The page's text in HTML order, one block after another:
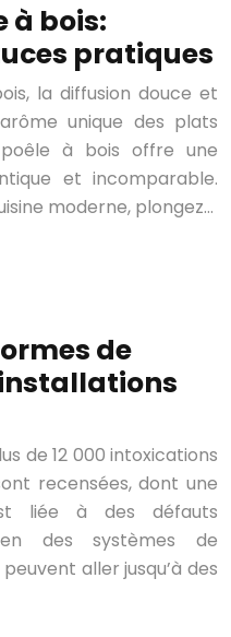
à bois:
pratiques
la diffusion douce et
unique des plats
à bois offre une
et incomparable.
moderne, plongez…
de
de 12 000 intoxications
recensées, dont une
liée à des défauts
des systèmes de
aller jusqu’à des